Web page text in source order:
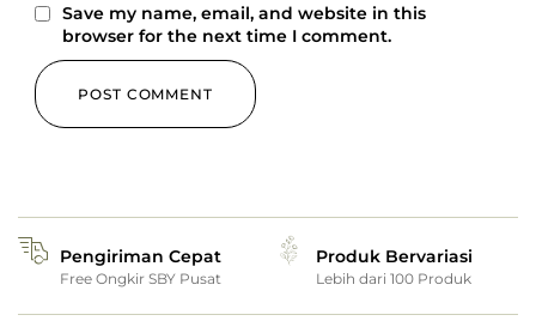
Save my name, email, and website in this
browser for the next time I comment.
Pengiriman Cepat
Free Ongkir SBY Pusat
Produk Bervariasi
Lebih dari 100 Produk